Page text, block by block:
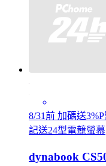
8/31前 加碼送
記送24型電競螢幕
dynabook